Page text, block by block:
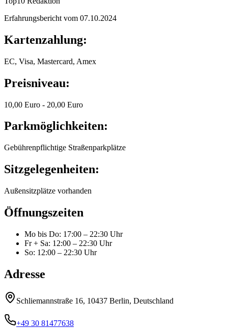
Erfahrungsbericht vom 07.10.2024
Kartenzahlung:
EC, Visa, Mastercard, Amex
Preisniveau:
10,00 Euro - 20,00 Euro
Parkmöglichkeiten:
Gebührenpflichtige Straßenparkplätze
Sitzgelegenheiten:
Außensitzplätze vorhanden
Öffnungszeiten
Mo bis Do: 17:00 – 22:30 Uhr
Fr + Sa: 12:00 – 22:30 Uhr
So: 12:00 – 22:30 Uhr
Adresse
Schliemannstraße 16, 10437 Berlin, Deutschland
+49 30 81477638